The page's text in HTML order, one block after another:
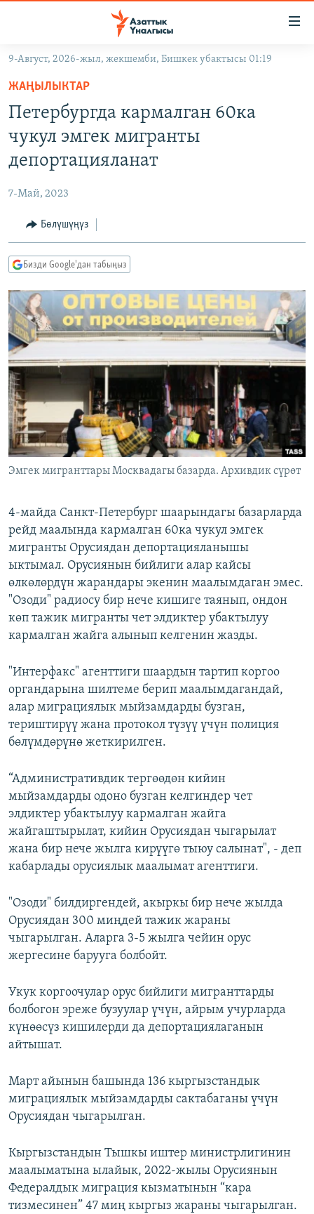
Навигацияга
өтүңүз
Издөөгө
салыңыз
КЫРГЫЗСТАН
КЫРГЫЗСТАН
МАДАНИЯТ
ДҮЙНӨ
УКРАИНА
ТВ ПРОГРАММАЛАР
БҮГҮН АЗАТТЫКТА
ДАНИСТЕ
ЭЖЕ-СИҢДИЛЕР
ЫҢГАЙСЫЗ СУРООЛОР
ПОДКАСТ
Русский
ОНЛАЙН ШЕРИНЕ
ЭЕ/АРнун бардык сайттары
9-Август, 2026-жыл, жекшемби, Бишкек убактысы 01:19
ЖАҢЫЛЫКТАР
Петербургда кармалган 60ка
чукул эмгек мигранты
депортацияланат
7-Май, 2023
Бөлүшүңүз
Бизди Google'дан табыңыз
Эмгек мигранттары Москвадагы базарда. Архивдик сүрөт
4-майда Санкт-Петербург шаарындагы базарларда
рейд маалында кармалган 60ка чукул эмгек
мигранты Орусиядан депортацияланышы
ыктымал. Орусиянын бийлиги алар кайсы
өлкөлөрдүн жарандары экенин маалымдаган эмес.
"Озоди" радиосу бир нече кишиге таянып, ондон
көп тажик мигранты чет элдиктер убактылуу
кармалган жайга алынып келгенин жазды.
"Интерфакс" агенттиги шаардын тартип коргоо
органдарына шилтеме берип маалымдагандай,
алар миграциялык мыйзамдарды бузган,
териштирүү жана протокол түзүү үчүн полиция
бөлүмдөрүнө жеткирилген.
“Административдик тергөөдөн кийин
мыйзамдарды одоно бузган келгиндер чет
элдиктер убактылуу кармалган жайга
жайгаштырылат, кийин Орусиядан чыгарылат
жана бир нече жылга кирүүгө тыюу салынат", - деп
кабарлады орусиялык маалымат агенттиги.
"Озоди" билдиргендей, акыркы бир нече жылда
Орусиядан 300 миңдей тажик жараны
чыгарылган. Аларга 3-5 жылга чейин орус
жергесине барууга болбойт.
Укук коргоочулар орус бийлиги мигранттарды
болбогон эреже бузуулар үчүн, айрым учурларда
күнөөсүз кишилерди да депортациялаганын
айтышат.
Март айынын башында 136 кыргызстандык
миграциялык мыйзамдарды сактабаганы үчүн
Орусиядан чыгарылган.
Кыргызстандын Тышкы иштер министрлигинин
маалыматына ылайык, 2022-жылы Орусиянын
Федералдык миграция кызматынын “кара
тизмесинен” 47 миң кыргыз жараны чыгарылган.